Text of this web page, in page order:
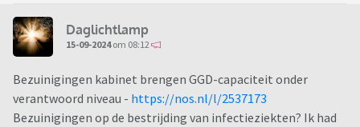
Daglichtlamp
15-09-2024om 08:12
Bezuinigingen kabinet brengen GGD-capaciteit onder
verantwoord niveau - https://nos.nl/l/2537173
Bezuinigingen op de bestrijding van infectieziekten? Ik had